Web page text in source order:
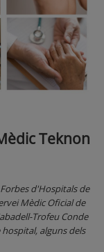
Teknon
d'Hospitals de
Mèdic Oficial de
Trofeu Conde
alguns dels